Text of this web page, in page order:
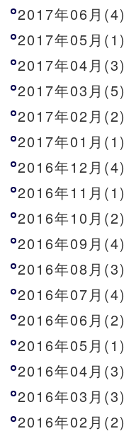
2017年06月(4)
2017年05月(1)
2017年04月(3)
2017年03月(5)
2017年02月(2)
2017年01月(1)
2016年12月(4)
2016年11月(1)
2016年10月(2)
2016年09月(4)
2016年08月(3)
2016年07月(4)
2016年06月(2)
2016年05月(1)
2016年04月(3)
2016年03月(3)
2016年02月(2)